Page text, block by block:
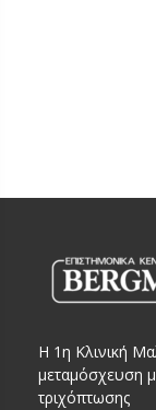
Η 1η Κλινική
μεταμόσχευση
τριχόπτωσης